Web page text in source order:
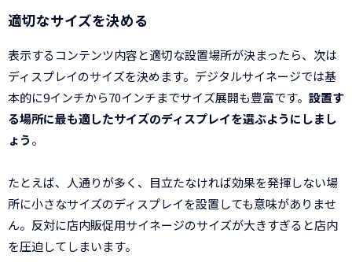
適切なサイズを決める
表示するコンテンツ内容と適切な設置場所が決まったら、次は
ディスプレイのサイズを決めます。デジタルサイネージでは基
本的に9インチから70インチまでサイズ展開も豊富です。 設置す
る場所に最も適したサイズのディスプレイを選ぶようにしまし
ょう。
たとえば、人通りが多く、目立たなければ効果を発揮しない場
所に小さなサイズのディスプレイを設置しても意味がありませ
ん。反対に店内販促用サイネージのサイズが大きすぎると店内
を圧迫してしまいます。